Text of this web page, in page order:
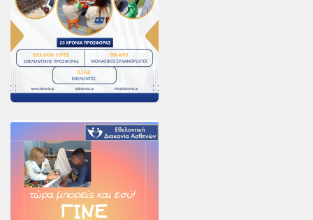
Τομείς
Νοσοκομεία
Διακονία Κατ οίκον
Φιλοξενία Κατ οίκον
Συνεργαζόμενοι Φορείς
Εκδηλώσεις
Ανακοινώσεις
Αρχείο Ανακοινώσεων
Υποστηρικτές